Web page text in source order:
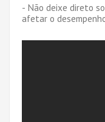
- Não deixe direto
afetar o